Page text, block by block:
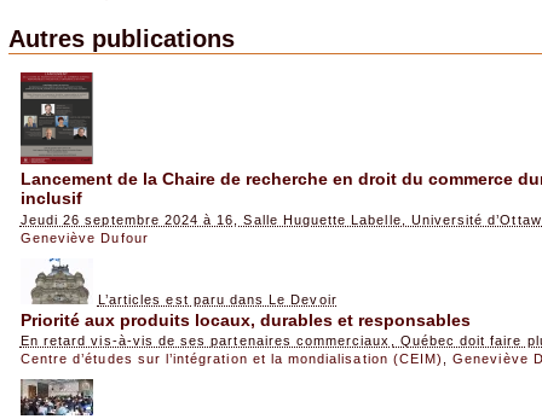
Autres publications
Lancement de la Chaire de recherche en droit du commerce
inclusif
Jeudi 26 septembre 2024 à 16, Salle Huguette Labelle, Université
Geneviève Dufour
L’articles est paru dans Le Devoir
Priorité aux produits locaux, durables et responsables
En retard vis-à-vis de ses partenaires commerciaux, Québec doit faire
Centre d’études sur l’intégration et la mondialisation (CEIM)
,Geneviève